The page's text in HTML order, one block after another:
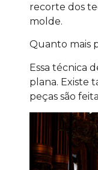
recorte dos
molde.
Quanto mais
Essa técnica
plana. Existe
peças são